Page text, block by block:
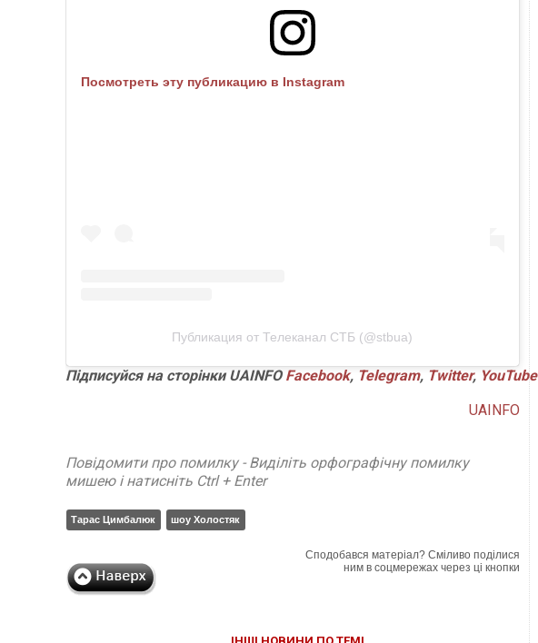
Посмотреть эту публикацию в Instagram
Публикация от Телеканал СТБ (@stbua)
ПідписуйсянасторінкиUAINFO Facebook, Telegram, Twitter, YouTube
UAINFO
Повідомити про помилку - Виділіть орфографічну помилку
мишею і натисніть Ctrl + Enter
Тарас Цимбалюк шоу Холостяк
Сподобався матеріал? Сміливо поділися
ним в соцмережах через ці кнопки